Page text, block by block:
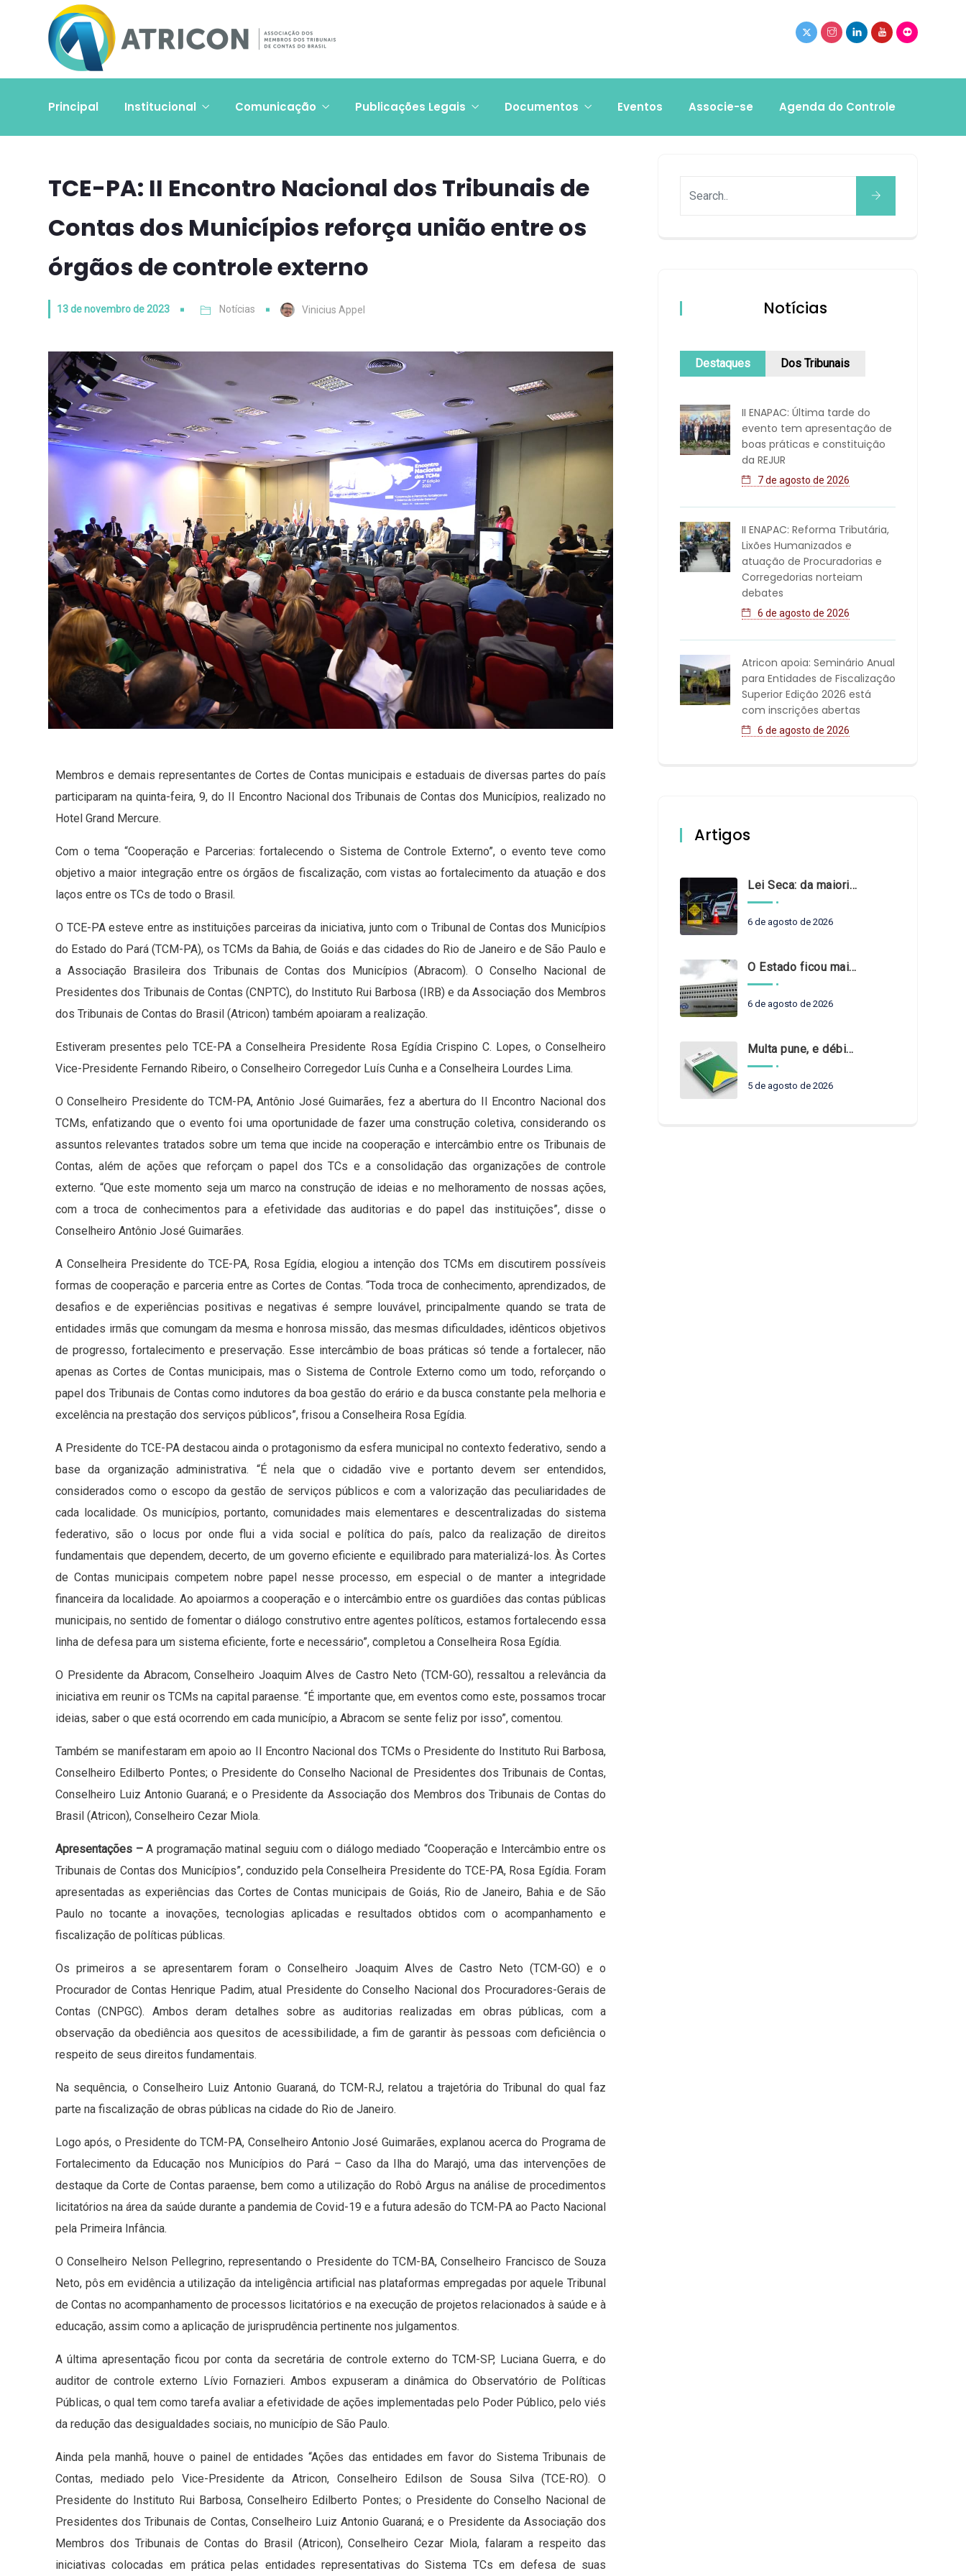
Principal Institucional Comunicação Publicações Legais Documentos Eventos Associe-se Agenda do Controle
TCE-PA: II Encontro Nacional dos Tribunais de
Contas dos Municípios reforça união entre os
órgãos de controle externo
13 de novembro de 2023 Notícias Vinicius Appel
Membros e demais representantes de Cortes de Contas municipais e estaduais de diversas partes do país
participaram na quinta-feira, 9, do II Encontro Nacional dos Tribunais de Contas dos Municípios, realizado no
Hotel Grand Mercure.
Com o tema “Cooperação e Parcerias: fortalecendo o Sistema de Controle Externo”, o evento teve como
objetivo a maior integração entre os órgãos de fiscalização, com vistas ao fortalecimento da atuação e dos
laços entre os TCs de todo o Brasil.
O TCE-PA esteve entre as instituições parceiras da iniciativa, junto com o Tribunal de Contas dos Municípios
do Estado do Pará (TCM-PA), os TCMs da Bahia, de Goiás e das cidades do Rio de Janeiro e de São Paulo e
a Associação Brasileira dos Tribunais de Contas dos Municípios (Abracom). O Conselho Nacional de
Presidentes dos Tribunais de Contas (CNPTC), do Instituto Rui Barbosa (IRB) e da Associação dos Membros
dos Tribunais de Contas do Brasil (Atricon) também apoiaram a realização.
Estiveram presentes pelo TCE-PA a Conselheira Presidente Rosa Egídia Crispino C. Lopes, o Conselheiro
Vice-Presidente Fernando Ribeiro, o Conselheiro Corregedor Luís Cunha e a Conselheira Lourdes Lima.
O Conselheiro Presidente do TCM-PA, Antônio José Guimarães, fez a abertura do II Encontro Nacional dos
TCMs, enfatizando que o evento foi uma oportunidade de fazer uma construção coletiva, considerando os
assuntos relevantes tratados sobre um tema que incide na cooperação e intercâmbio entre os Tribunais de
Contas, além de ações que reforçam o papel dos TCs e a consolidação das organizações de controle
externo. “Que este momento seja um marco na construção de ideias e no melhoramento de nossas ações,
com a troca de conhecimentos para a efetividade das auditorias e do papel das instituições”, disse o
Conselheiro Antônio José Guimarães.
A Conselheira Presidente do TCE-PA, Rosa Egídia, elogiou a intenção dos TCMs em discutirem possíveis
formas de cooperação e parceria entre as Cortes de Contas. “Toda troca de conhecimento, aprendizados, de
desafios e de experiências positivas e negativas é sempre louvável, principalmente quando se trata de
entidades irmãs que comungam da mesma e honrosa missão, das mesmas dificuldades, idênticos objetivos
de progresso, fortalecimento e preservação. Esse intercâmbio de boas práticas só tende a fortalecer, não
apenas as Cortes de Contas municipais, mas o Sistema de Controle Externo como um todo, reforçando o
papel dos Tribunais de Contas como indutores da boa gestão do erário e da busca constante pela melhoria e
excelência na prestação dos serviços públicos”, frisou a Conselheira Rosa Egídia.
A Presidente do TCE-PA destacou ainda o protagonismo da esfera municipal no contexto federativo, sendo a
base da organização administrativa. “É nela que o cidadão vive e portanto devem ser entendidos,
considerados como o escopo da gestão de serviços públicos e com a valorização das peculiaridades de
cada localidade. Os municípios, portanto, comunidades mais elementares e descentralizadas do sistema
federativo, são o locus por onde flui a vida social e política do país, palco da realização de direitos
fundamentais que dependem, decerto, de um governo eficiente e equilibrado para materializá-los. Às Cortes
de Contas municipais competem nobre papel nesse processo, em especial o de manter a integridade
financeira da localidade. Ao apoiarmos a cooperação e o intercâmbio entre os guardiões das contas públicas
municipais, no sentido de fomentar o diálogo construtivo entre agentes políticos, estamos fortalecendo essa
linha de defesa para um sistema eficiente, forte e necessário”, completou a Conselheira Rosa Egídia.
O Presidente da Abracom, Conselheiro Joaquim Alves de Castro Neto (TCM-GO), ressaltou a relevância da
iniciativa em reunir os TCMs na capital paraense. “É importante que, em eventos como este, possamos trocar
ideias, saber o que está ocorrendo em cada município, a Abracom se sente feliz por isso”, comentou.
Também se manifestaram em apoio ao II Encontro Nacional dos TCMs o Presidente do Instituto Rui Barbosa,
Conselheiro Edilberto Pontes; o Presidente do Conselho Nacional de Presidentes dos Tribunais de Contas,
Conselheiro Luiz Antonio Guaraná; e o Presidente da Associação dos Membros dos Tribunais de Contas do
Brasil (Atricon), Conselheiro Cezar Miola.
Apresentações –A programação matinal seguiu com o diálogo mediado “Cooperação e Intercâmbio entre os
Tribunais de Contas dos Municípios”, conduzido pela Conselheira Presidente do TCE-PA, Rosa Egídia. Foram
apresentadas as experiências das Cortes de Contas municipais de Goiás, Rio de Janeiro, Bahia e de São
Paulo no tocante a inovações, tecnologias aplicadas e resultados obtidos com o acompanhamento e
fiscalização de políticas públicas.
Os primeiros a se apresentarem foram o Conselheiro Joaquim Alves de Castro Neto (TCM-GO) e o
Procurador de Contas Henrique Padim, atual Presidente do Conselho Nacional dos Procuradores-Gerais de
Contas (CNPGC). Ambos deram detalhes sobre as auditorias realizadas em obras públicas, com a
observação da obediência aos quesitos de acessibilidade, a fim de garantir às pessoas com deficiência o
respeito de seus direitos fundamentais.
Na sequência, o Conselheiro Luiz Antonio Guaraná, do TCM-RJ, relatou a trajetória do Tribunal do qual faz
parte na fiscalização de obras públicas na cidade do Rio de Janeiro.
Logo após, o Presidente do TCM-PA, Conselheiro Antonio José Guimarães, explanou acerca do Programa de
Fortalecimento da Educação nos Municípios do Pará – Caso da Ilha do Marajó, uma das intervenções de
destaque da Corte de Contas paraense, bem como a utilização do Robô Argus na análise de procedimentos
licitatórios na área da saúde durante a pandemia de Covid-19 e a futura adesão do TCM-PA ao Pacto Nacional
pela Primeira Infância.
O Conselheiro Nelson Pellegrino, representando o Presidente do TCM-BA, Conselheiro Francisco de Souza
Neto, pôs em evidência a utilização da inteligência artificial nas plataformas empregadas por aquele Tribunal
de Contas no acompanhamento de processos licitatórios e na execução de projetos relacionados à saúde e à
educação, assim como a aplicação de jurisprudência pertinente nos julgamentos.
A última apresentação ficou por conta da secretária de controle externo do TCM-SP, Luciana Guerra, e do
auditor de controle externo Lívio Fornazieri. Ambos expuseram a dinâmica do Observatório de Políticas
Públicas, o qual tem como tarefa avaliar a efetividade de ações implementadas pelo Poder Público, pelo viés
da redução das desigualdades sociais, no município de São Paulo.
Ainda pela manhã, houve o painel de entidades “Ações das entidades em favor do Sistema Tribunais de
Contas, mediado pelo Vice-Presidente da Atricon, Conselheiro Edilson de Sousa Silva (TCE-RO). O
Presidente do Instituto Rui Barbosa, Conselheiro Edilberto Pontes; o Presidente do Conselho Nacional de
Presidentes dos Tribunais de Contas, Conselheiro Luiz Antonio Guaraná; e o Presidente da Associação dos
Membros dos Tribunais de Contas do Brasil (Atricon), Conselheiro Cezar Miola, falaram a respeito das
iniciativas colocadas em prática pelas entidades representativas do Sistema TCs em defesa de suas
Notícias
Destaques Dos Tribunais
II ENAPAC: Última tarde do
evento tem apresentação de
boas práticas e constituição
da REJUR
7 de agosto de 2026
II ENAPAC: Reforma Tributária,
Lixões Humanizados e
atuação de Procuradorias e
Corregedorias norteiam
debates
6 de agosto de 2026
Atricon apoia: Seminário Anual
para Entidades de Fiscalização
Superior Edição 2026 está
com inscrições abertas
6 de agosto de 2026
Artigos
Lei Seca: da maioridade à maturidade
6 de agosto de 2026
O Estado ficou mais complexo. O controle precisa acompanhar
6 de agosto de 2026
Multa pune, e débito recompõe. § 3º do art. 71 da Constituição: um problema de legística formal
5 de agosto de 2026